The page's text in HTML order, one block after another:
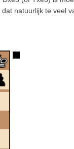
natuurlijk te veel